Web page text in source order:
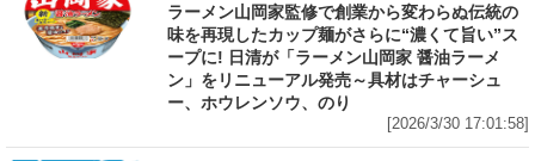
ラーメン山岡家監修で創業から変わらぬ伝統の
味を再現したカップ麺がさらに“濃くて旨い”ス
ープに! 日清が「ラーメン山岡家 醤油ラーメ
ン」をリニューアル発売～具材はチャーシュ
ー、ホウレンソウ、のり
[2026/3/30 17:01:58]